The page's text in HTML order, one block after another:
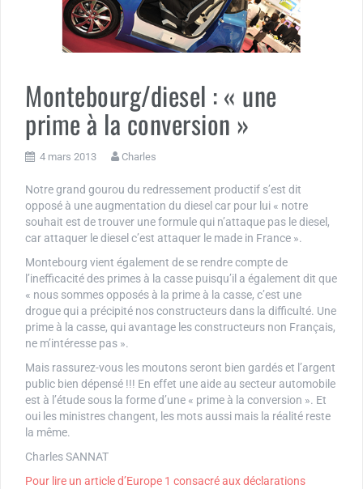
Montebourg/diesel : « une
prime à la conversion »
4 mars 2013 Charles
Notre grand gourou du redressement productif s’est dit
opposé à une augmentation du diesel car pour lui « notre
souhait est de trouver une formule qui n’attaque pas le diesel,
car attaquer le diesel c’est attaquer le made in France ».
Montebourg vient également de se rendre compte de
l’inefficacité des primes à la casse puisqu’il a également dit que
« nous sommes opposés à la prime à la casse, c’est une
drogue qui a précipité nos constructeurs dans la difficulté. Une
prime à la casse, qui avantage les constructeurs non Français,
ne m’intéresse pas ».
Mais rassurez-vous les moutons seront bien gardés et l’argent
public bien dépensé !!! En effet une aide au secteur automobile
est à l’étude sous la forme d’une « prime à la conversion ». Et
oui les ministres changent, les mots aussi mais la réalité reste
la même.
Charles SANNAT
Pour lire un article d’Europe 1 consacré aux déclarations